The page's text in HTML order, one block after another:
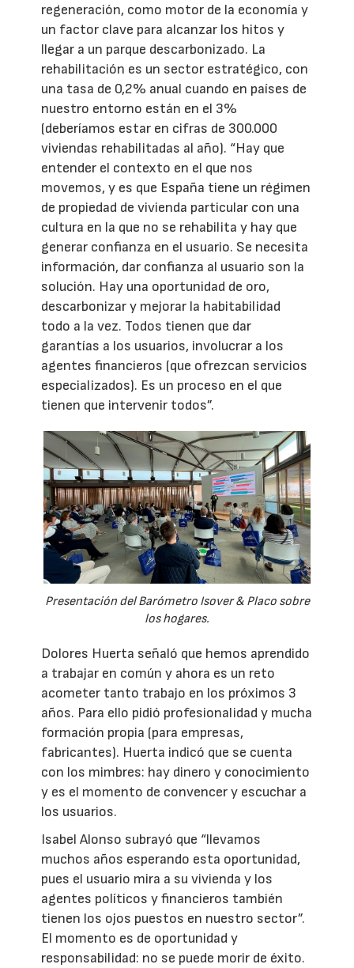
regeneración, como motor de la economía y
un factor clave para alcanzar los hitos y
llegar a un parque descarbonizado. La
rehabilitación es un sector estratégico, con
una tasa de 0,2% anual cuando en países de
nuestro entorno están en el 3%
(deberíamos estar en cifras de 300.000
viviendas rehabilitadas al año). “Hay que
entender el contexto en el que nos
movemos, y es que España tiene un régimen
de propiedad de vivienda particular con una
cultura en la que no se rehabilita y hay que
generar confianza en el usuario. Se necesita
información, dar confianza al usuario son la
solución. Hay una oportunidad de oro,
descarbonizar y mejorar la habitabilidad
todo a la vez. Todos tienen que dar
garantías a los usuarios, involucrar a los
agentes financieros (que ofrezcan servicios
especializados). Es un proceso en el que
tienen que intervenir todos”.
Presentación del Barómetro Isover & Placo sobre
los hogares.
Dolores Huerta señaló que hemos aprendido
a trabajar en común y ahora es un reto
acometer tanto trabajo en los próximos 3
años. Para ello pidió profesionalidad y mucha
formación propia (para empresas,
fabricantes). Huerta indicó que se cuenta
con los mimbres: hay dinero y conocimiento
y es el momento de convencer y escuchar a
los usuarios.
Isabel Alonso subrayó que “llevamos
muchos años esperando esta oportunidad,
pues el usuario mira a su vivienda y los
agentes políticos y financieros también
tienen los ojos puestos en nuestro sector”.
El momento es de oportunidad y
responsabilidad: no se puede morir de éxito.